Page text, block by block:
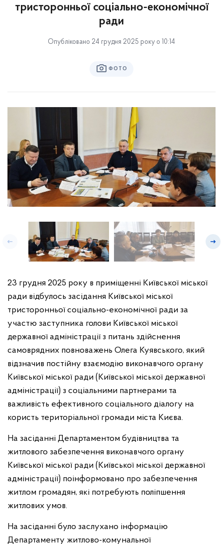
тристоронньої соціально-економічної
ради
Опубліковано 24 грудня 2025 року о 10:14
ФОТО
23 грудня 2025 року в приміщенні Київської міської
ради відбулось засідання Київської міської
тристоронньої соціально-економічної ради за
участю заступника голови Київської міської
державної адміністрації з питань здійснення
самоврядних повноважень Олега Куявського, який
відзначив постійну взаємодію виконавчого органу
Київської міської ради (Київської міської державної
адміністрації) з соціальними партнерами та
важливість ефективного соціального діалогу на
користь територіальної громади міста Києва.
На засіданні Департаментом будівництва та
житлового забезпечення виконавчого органу
Київської міської ради (Київської міської державної
адміністрації) поінформовано про забезпечення
житлом громадян, які потребують поліпшення
житлових умов.
На засіданні було заслухано інформацію
Департаменту житлово-комунальної